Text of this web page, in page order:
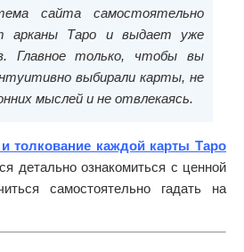
сайта самостоятельно
арканы Таро и выдает уже
Главное только, чтобы вы
выбирали карты, не
мыслей и не отвлекаясь.
толкование каждой карты Таро
детально ознакомиться с ценной
самостоятельно гадать на